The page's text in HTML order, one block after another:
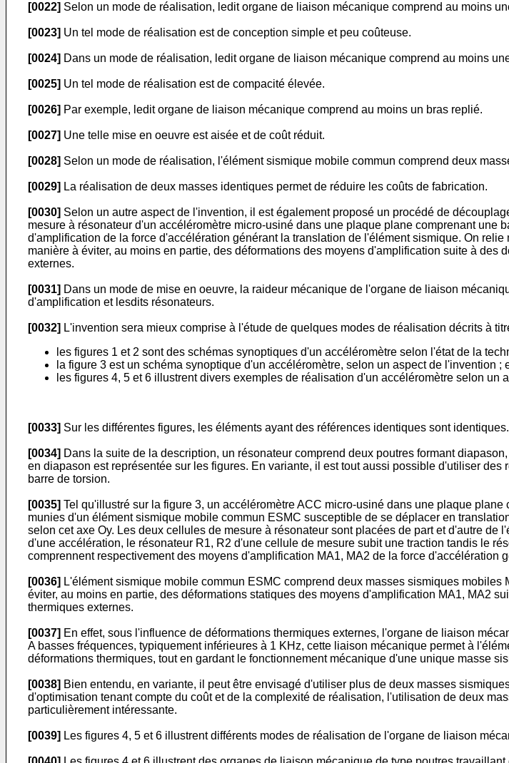
[0022] Selon un mode de réalisation, ledit organe de liaison mécanique comprend au moins
[0023] Un tel mode de réalisation est de conception simple et peu coûteuse.
[0024] Dans un mode de réalisation, ledit organe de liaison mécanique comprend au moins
[0025] Un tel mode de réalisation est de compacité élevée.
[0026] Par exemple, ledit organe de liaison mécanique comprend au moins un bras replié.
[0027] Une telle mise en oeuvre est aisée et de coût réduit.
[0028] Selon un mode de réalisation, l'élément sismique mobile commun comprend deux
[0029] La réalisation de deux masses identiques permet de réduire les coûts de fabrication.
[0030] Selon un autre aspect de l'invention, il est également proposé un procédé de
mesure à résonateur d'un accéléromètre micro-usiné dans une plaque plane comprenant
d'amplification de la force d'accélération générant la translation de l'élément sismique. On
manière à éviter, au moins en partie, des déformations des moyens d'amplification suite à
externes.
[0031] Dans un mode de mise en oeuvre, la raideur mécanique de l'organe de liaison
d'amplification et lesdits résonateurs.
[0032] L'invention sera mieux comprise à l'étude de quelques modes de réalisation décrits à
les figures 1 et 2 sont des schémas synoptiques d'un accéléromètre selon l'état de la
la figure 3 est un schéma synoptique d'un accéléromètre, selon un aspect de l'invention ;
les figures 4, 5 et 6 illustrent divers exemples de réalisation d'un accéléromètre selon un
[0033] Sur les différentes figures, les éléments ayant des références identiques sont identiques.
[0034] Dans la suite de la description, un résonateur comprend deux poutres formant
en diapason est représentée sur les figures. En variante, il est tout aussi possible d'utiliser
barre de torsion.
[0035] Tel qu'illustré sur la figure 3, un accéléromètre ACC micro-usiné dans une plaque
munies d'un élément sismique mobile commun ESMC susceptible de se déplacer en
selon cet axe Oy. Les deux cellules de mesure à résonateur sont placées de part et d'autre
d'une accélération, le résonateur R1, R2 d'une cellule de mesure subit une traction tandis le
comprennent respectivement des moyens d'amplification MA1, MA2 de la force
[0036] L'élément sismique mobile commun ESMC comprend deux masses sismiques
éviter, au moins en partie, des déformations statiques des moyens d'amplification MA1, MA2
thermiques externes.
[0037] En effet, sous l'influence de déformations thermiques externes, l'organe de liaison
A basses fréquences, typiquement inférieures à 1 KHz, cette liaison mécanique permet à
déformations thermiques, tout en gardant le fonctionnement mécanique d'une unique masse
[0038] Bien entendu, en variante, il peut être envisagé d'utiliser plus de deux masses
d'optimisation tenant compte du coût et de la complexité de réalisation, l'utilisation de deux
particulièrement intéressante.
[0039] Les figures 4, 5 et 6 illustrent différents modes de réalisation de l'organe de liaison